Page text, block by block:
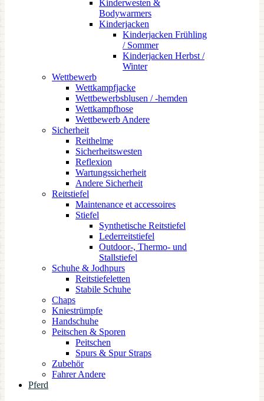
Kinderwesten &
Bodywarmers
Kinderjacken
Kinderjacken Frühling
/ Sommer
Kinderjacken Herbst /
Winter
Wettbewerb
Wettkampfjacke
Wettbewerbsblusen / -hemden
Wettkampfhose
Wettbewerb Andere
Sicherheit
Reithelme
Sicherheitswesten
Reflexion
Wartungssicherheit
Andere Sicherheit
Reitstiefel
Maintenance et accessoires
Stiefel
Synthetische Reitstiefel
Lederreitstiefel
Outdoor-, Thermo- und
Stallstiefel
Schuhe & Jodhpurs
Reitstiefeletten
Stabile Schuhe
Chaps
Kniestrümpfe
Handschuhe
Peitschen & Sporen
Peitschen
Spurs & Spur Straps
Zubehör
Fahrer Andere
Pferd